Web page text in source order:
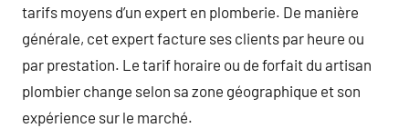
tarifs moyens d’un expert en plomberie. De manière
générale, cet expert facture ses clients par heure ou
par prestation. Le tarif horaire ou de forfait du artisan
plombier change selon sa zone géographique et son
expérience sur le marché.